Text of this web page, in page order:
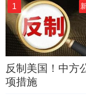
1
反制美国！中方
项措施